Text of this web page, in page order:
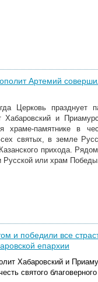
Артемий
Церковь празднует
Хабаровский и
храме-памятнике в
святых, в земле
прихода.
Русской или храм
и победили все
епархии
Хабаровский и
святого